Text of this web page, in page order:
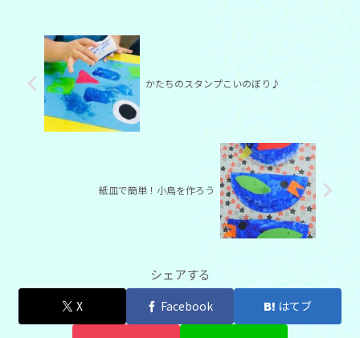
かたちのスタンプこいのぼり♪
紙皿で簡単！小鳥を作ろう
シェアする
X Facebook はてブ